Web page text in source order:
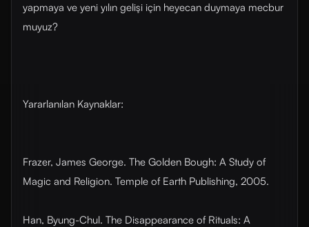
yapmaya ve yeni yılın gelişi için heyecan duymaya mecbur
muyuz?
Yararlanılan Kaynaklar:
Frazer, James George. The Golden Bough: A Study of
Magic and Religion. Temple of Earth Publishing, 2005.
Han, Byung-Chul. The Disappearance of Rituals: A